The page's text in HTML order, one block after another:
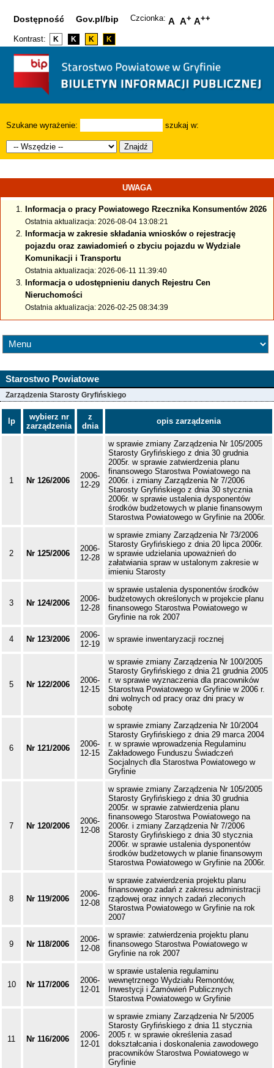
Dostępność Gov.pl/bip Czcionka: A A+ A++
Kontrast: K K K K
Szukane wyrażenie: szukaj w:
Znajdź
UWAGA
Informacja o pracy Powiatowego Rzecznika Konsumentów 2026
Ostatnia aktualizacja: 2026-08-04 13:08:21
Informacja w zakresie składania wniosków o rejestrację
pojazdu oraz zawiadomień o zbyciu pojazdu w Wydziale
Komunikacji i Transportu
Ostatnia aktualizacja: 2026-06-11 11:39:40
Informacja o udostępnieniu danych Rejestru Cen
Nieruchomości
Ostatnia aktualizacja: 2026-02-25 08:34:39
Starostwo Powiatowe
Zarządzenia Starosty Gryfińskiego
lp
wybierz nr
zarządzenia
z
dnia
opis zarządzenia
1 Nr 126/2006
2006-
12-29
w sprawie zmiany Zarządzenia Nr 105/2005
Starosty Gryfińskiego z dnia 30 grudnia
2005r. w sprawie zatwierdzenia planu
finansowego Starostwa Powiatowego na
2006r. i zmiany Zarządzenia Nr 7/2006
Starosty Gryfińskiego z dnia 30 stycznia
2006r. w sprawie ustalenia dysponentów
środków budżetowych w planie finansowym
Starostwa Powiatowego w Gryfinie na 2006r.
2 Nr 125/2006
2006-
12-28
w sprawie zmiany Zarządzenia Nr 73/2006
Starosty Gryfińskiego z dnia 20 lipca 2006r.
w sprawie udzielania upoważnień do
załatwiania spraw w ustalonym zakresie w
imieniu Starosty
3 Nr 124/2006
2006-
12-28
w sprawie ustalenia dysponentów środków
budżetowych określonych w projekcie planu
finansowego Starostwa Powiatowego w
Gryfinie na rok 2007
4 Nr 123/2006
2006-
12-19
w sprawie inwentaryzacji rocznej
5 Nr 122/2006
2006-
12-15
w sprawie zmiany Zarządzenia Nr 100/2005
Starosty Gryfińskiego z dnia 21 grudnia 2005
r. w sprawie wyznaczenia dla pracowników
Starostwa Powiatowego w Gryfinie w 2006 r.
dni wolnych od pracy oraz dni pracy w
sobotę
6 Nr 121/2006
2006-
12-15
w sprawie zmiany Zarządzenia Nr 10/2004
Starosty Gryfińskiego z dnia 29 marca 2004
r. w sprawie wprowadzenia Regulaminu
Zakładowego Funduszu Świadczeń
Socjalnych dla Starostwa Powiatowego w
Gryfinie
7 Nr 120/2006
2006-
12-08
w sprawie zmiany Zarządzenia Nr 105/2005
Starosty Gryfińskiego z dnia 30 grudnia
2005r. w sprawie zatwierdzenia planu
finansowego Starostwa Powiatowego na
2006r. i zmiany Zarządzenia Nr 7/2006
Starosty Gryfińskiego z dnia 30 stycznia
2006r. w sprawie ustalenia dysponentów
środków budżetowych w planie finansowym
Starostwa Powiatowego w Gryfinie na 2006r.
8 Nr 119/2006
2006-
12-08
w sprawie zatwierdzenia projektu planu
finansowego zadań z zakresu administracji
rządowej oraz innych zadań zleconych
Starostwa Powiatowego w Gryfinie na rok
2007
9 Nr 118/2006
2006-
12-08
w sprawie: zatwierdzenia projektu planu
finansowego Starostwa Powiatowego w
Gryfinie na rok 2007
10 Nr 117/2006
2006-
12-01
w sprawie ustalenia regulaminu
wewnętrznego Wydziału Remontów,
Inwestycji i Zamówień Publicznych
Starostwa Powiatowego w Gryfinie
11 Nr 116/2006
2006-
12-01
w sprawie zmiany Zarządzenia Nr 5/2005
Starosty Gryfińskiego z dnia 11 stycznia
2005 r. w sprawie określenia zasad
dokształcania i doskonalenia zawodowego
pracowników Starostwa Powiatowego w
Gryfinie